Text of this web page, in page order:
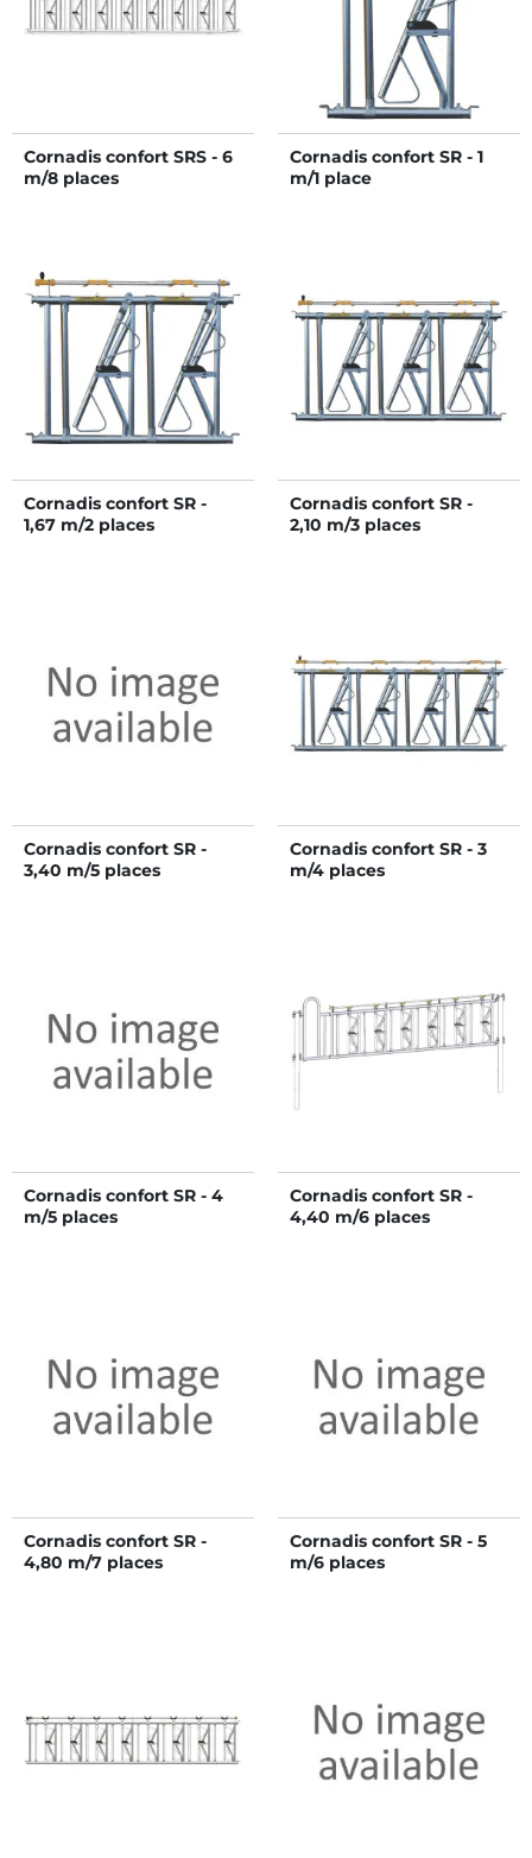
Cornadis confort SRS - 6
m/8 places
Cornadis confort SR - 1
m/1 place
Cornadis confort SR -
1,67 m/2 places
Cornadis confort SR -
2,10 m/3 places
Cornadis confort SR -
3,40 m/5 places
Cornadis confort SR - 3
m/4 places
Cornadis confort SR - 4
m/5 places
Cornadis confort SR -
4,40 m/6 places
Cornadis confort SR -
4,80 m/7 places
Cornadis confort SR - 5
m/6 places